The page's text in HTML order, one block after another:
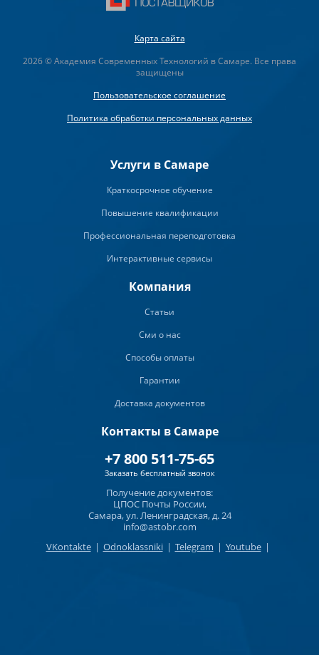
Карта сайта
2026 © Академия Современных Технологий в Самаре. Все права
защищены
Пользовательское соглашение
Политика обработки персональных данных
Услуги в Самаре
Краткосрочное обучение
Повышение квалификации
Профессиональная переподготовка
Интерактивные сервисы
Компания
Статьи
Сми о нас
Способы оплаты
Гарантии
Доставка документов
Контакты в Самаре
+7 800 511-75-65
Заказать бесплатный звонок
Получение документов:
ЦПОС Почты России,
Самара, ул. Ленинградская, д. 24
info@astobr.com
VKontakte | Odnoklassniki | Telegram | Youtube |